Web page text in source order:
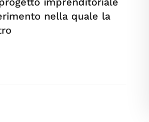
nella quale la